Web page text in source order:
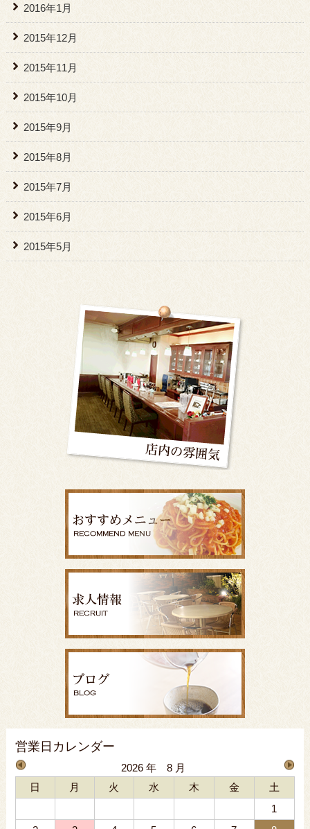
2016年1月
2015年12月
2015年11月
2015年10月
2015年9月
2015年8月
2015年7月
2015年6月
2015年5月
営業日カレンダー
2026 年 8 月
日
月 火 水 木 金
土
1